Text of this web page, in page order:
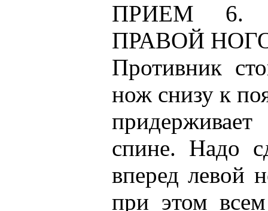
ПРИЕМ 6.
ПРАВОЙ
Противник
нож снизу к
спине. Надо
вперед левой
при этом